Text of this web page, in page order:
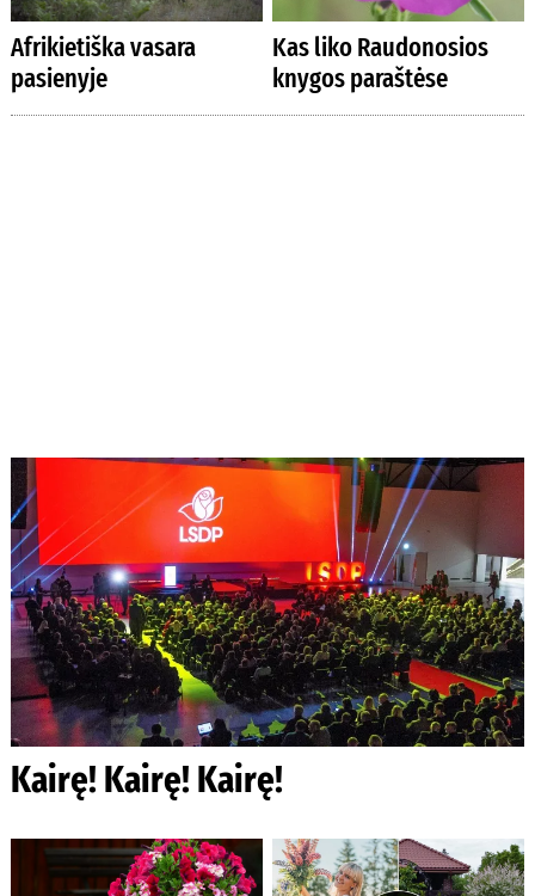
Afrikietiška vasara
pasienyje
Kas liko Raudonosios
knygos paraštėse
Kairę! Kairę! Kairę!